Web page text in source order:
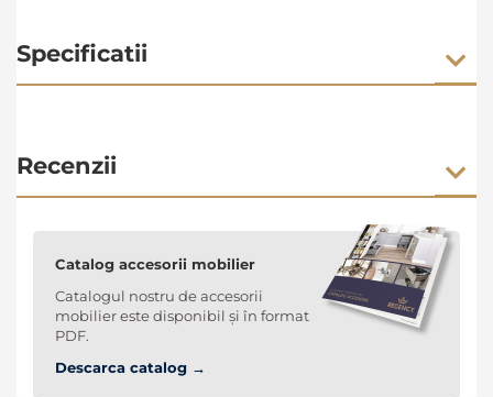
Specificatii
Recenzii
Catalog accesorii mobilier
Catalogul nostru de accesorii
mobilier este disponibil și în format
PDF.
Descarca catalog →